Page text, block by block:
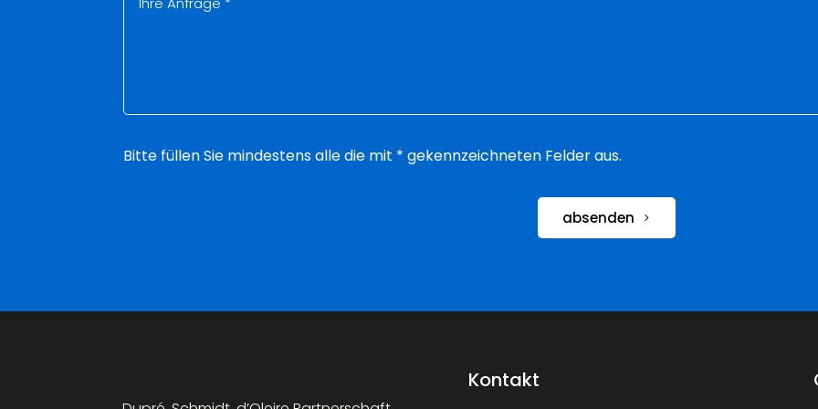
Bitte füllen Sie mindestens alle die mit * gekennzeichneten Felder aus.
absenden
Kontakt